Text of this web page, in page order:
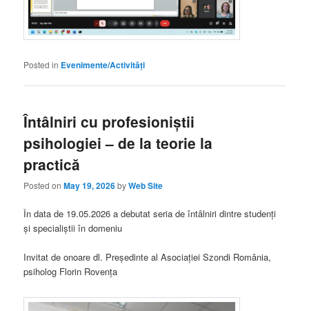
Posted in Evenimente/Activități
Întâlniri cu profesioniștii
psihologiei – de la teorie la
practică
Posted onMay 19, 2026byWeb Site
În data de 19.05.2026 a debutat seria de întâlniri dintre studenți
și specialiștii în domeniu
Invitat de onoare dl. Președinte al Asociației Szondi România,
psiholog Florin Rovența